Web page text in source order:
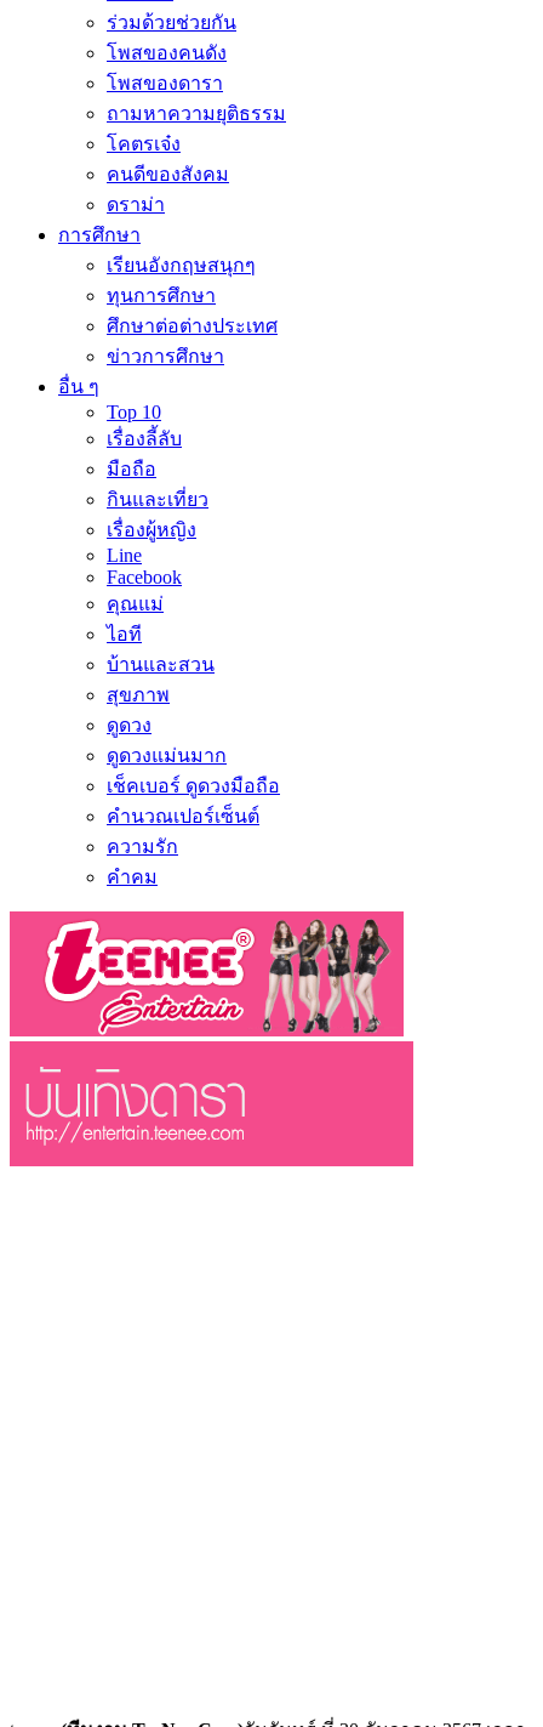
ร่วมด้วยช่วยกัน
โพสของคนดัง
โพสของดารา
ถามหาความยุติธรรม
โคตรเจ๋ง
คนดีของสังคม
ดราม่า
การศึกษา
เรียนอังกฤษสนุกๆ
ทุนการศึกษา
ศึกษาต่อต่างประเทศ
ข่าวการศึกษา
อื่น ๆ
Top 10
เรื่องลี้ลับ
มือถือ
กินและเที่ยว
เรื่องผู้หญิง
Line
Facebook
คุณแม่
ไอที
บ้านและสวน
สุขภาพ
ดูดวง
ดูดวงแม่นมาก
เช็คเบอร์ ดูดวงมือถือ
คำนวณเปอร์เซ็นต์
ความรัก
คำคม